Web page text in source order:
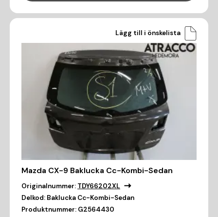
Lägg till i önskelista
Mazda CX-9 Baklucka Cc-Kombi-Sedan
Originalnummer: TDY66202XL
Delkod: Baklucka Cc-Kombi-Sedan
Produktnummer: G2564430